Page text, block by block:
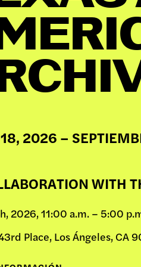
語
2026 –
WITH
2026, 11:00 a.m. – 5:00
Place, Los Ángeles, CA